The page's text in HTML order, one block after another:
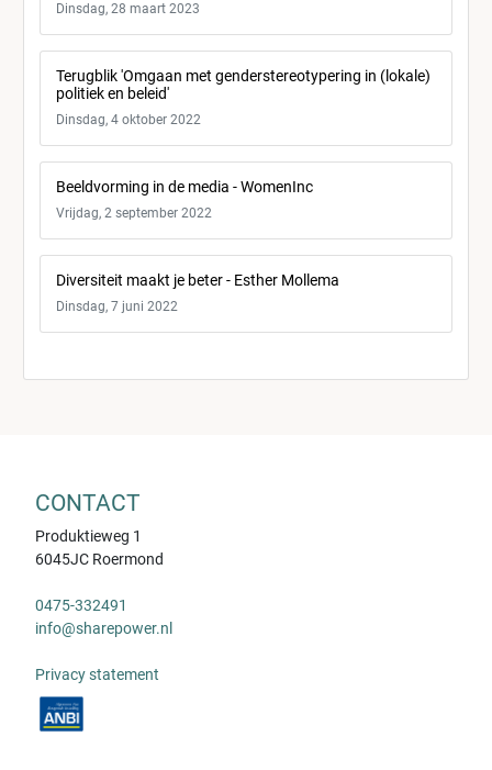
Dinsdag, 28 maart 2023
Terugblik 'Omgaan met genderstereotypering in (lokale)
politiek en beleid'
Dinsdag, 4 oktober 2022
Beeldvorming in de media - WomenInc
Vrijdag, 2 september 2022
Diversiteit maakt je beter - Esther Mollema
Dinsdag, 7 juni 2022
CONTACT
Produktieweg 1
6045JC Roermond
0475-332491
info@sharepower.nl
Privacy statement